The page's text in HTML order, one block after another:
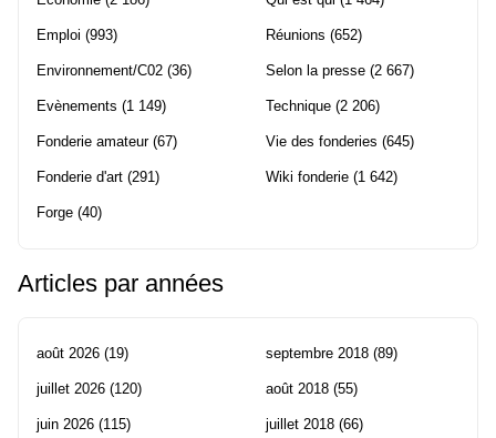
Emploi (993)
Environnement/C02 (36)
Evènements (1 149)
Fonderie amateur(67)
Fonderie d'art (291)
Forge (40)
Réunions (652)
Selon la presse (2 667)
Technique (2 206)
Vie des fonderies (645)
Wiki fonderie (1 642)
Articles par années
août 2026 (19)
juillet 2026 (120)
juin 2026 (115)
septembre 2018 (89)
août 2018 (55)
juillet 2018 (66)